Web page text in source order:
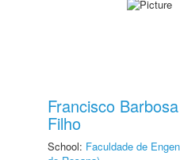
Francisco
Filho
School: Faculdade de